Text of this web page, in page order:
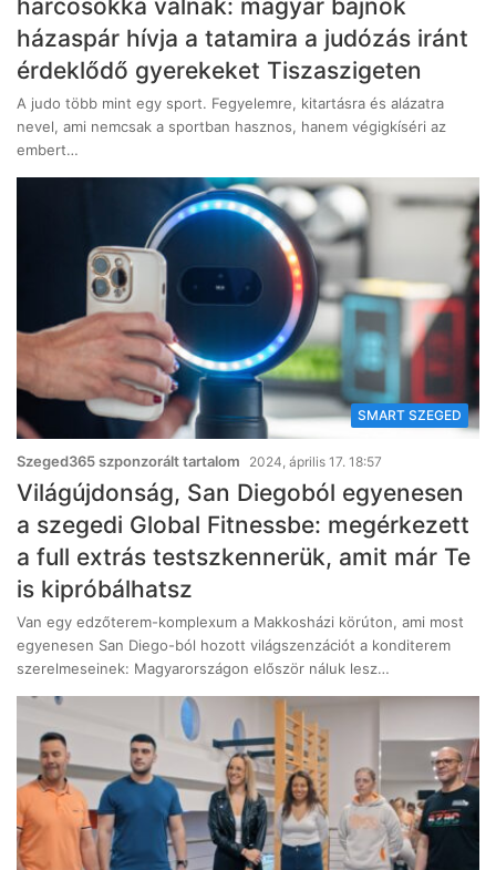
harcosokká válnak: magyar bajnok
házaspár hívja a tatamira a judózás iránt
érdeklődő gyerekeket Tiszaszigeten
A judo több mint egy sport. Fegyelemre, kitartásra és alázatra
nevel, ami nemcsak a sportban hasznos, hanem végigkíséri az
embert…
SMART SZEGED
Szeged365 szponzorált tartalom 2024, április 17. 18:57
Világújdonság, San Diegoból egyenesen
a szegedi Global Fitnessbe: megérkezett
a full extrás testszkennerük, amit már Te
is kipróbálhatsz
Van egy edzőterem-komplexum a Makkosházi körúton, ami most
egyenesen San Diego-ból hozott világszenzációt a konditerem
szerelmeseinek: Magyarországon először náluk lesz…